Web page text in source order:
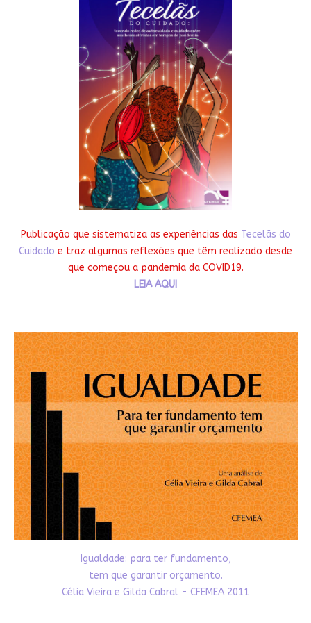
Publicação que sistematiza as experiências das Tecelãs do
Cuidado e traz algumas reflexões que têm realizado desde
que começou a pandemia da COVID19.
LEIA AQUI
Igualdade: para ter fundamento,
tem que garantir orçamento.
Célia Vieira e Gilda Cabral - CFEMEA 2011